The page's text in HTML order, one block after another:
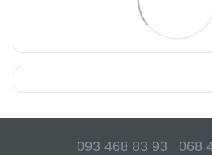
093 468 83 93 068